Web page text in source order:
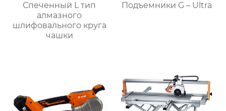
Спеченный L тип
алмазного
шлифовального круга
чашки
Подъемники G – Ultra